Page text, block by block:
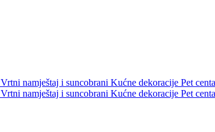
Vrtni namještaj i suncobrani Kućne dekoracije Pet
Vrtni namještaj i suncobrani Kućne dekoracije Pet